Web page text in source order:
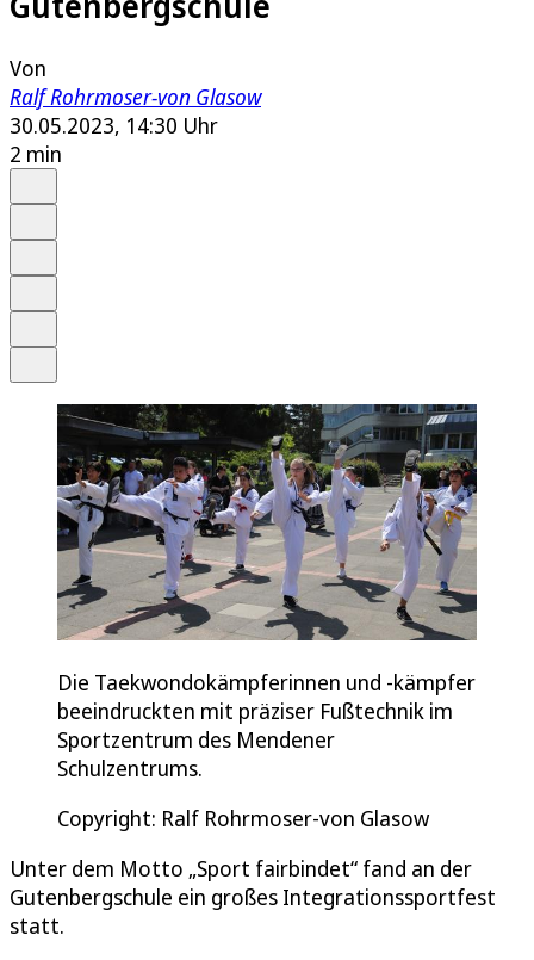
Von
Ralf Rohrmoser-von Glasow
30.05.2023, 14:30 Uhr
2 min
Die Taekwondokämpferinnen und -kämpfer
beeindruckten mit präziser Fußtechnik im
Sportzentrum des Mendener
Schulzentrums.
Copyright: Ralf Rohrmoser-von Glasow
Unter dem Motto „Sport fairbindet“ fand an der
Gutenbergschule ein großes Integrationssportfest
statt.